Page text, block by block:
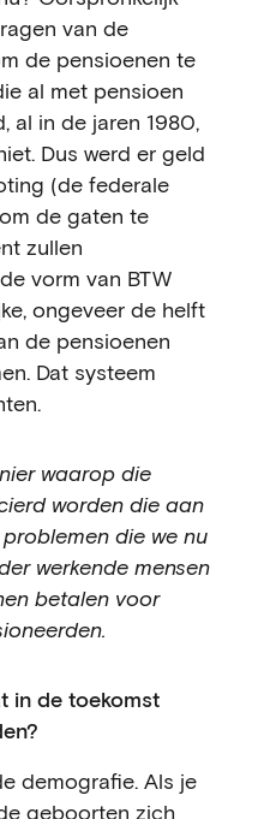
van de
de pensioenen te
al met pensioen
al in de jaren 1980,
Dus werd er geld
(de federale
de gaten te
zullen
vorm van BTW
ongeveer de helft
de pensioenen
Dat systeem
waarop die
worden die aan
die we nu
werkende mensen
betalen voor
in de toekomst
demografie. Als je
geboorten zich